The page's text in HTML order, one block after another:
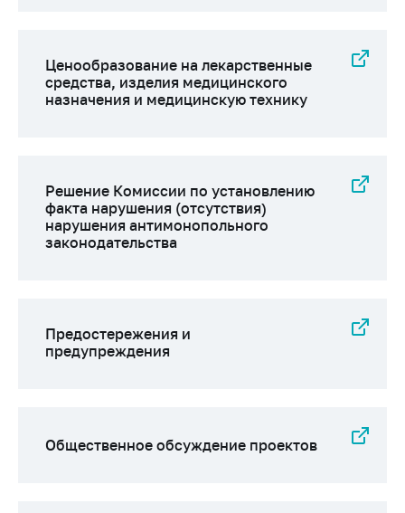
Ценообразование на лекарственные
средства, изделия медицинского
назначения и медицинскую технику
Решение Комиссии по установлению
факта нарушения (отсутствия)
нарушения антимонопольного
законодательства
Предостережения и
предупреждения
Общественное обсуждение проектов